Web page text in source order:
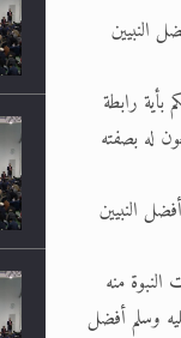
النبيين
رابطة
له بصفته
النبيين
منه
وسلم أفضل